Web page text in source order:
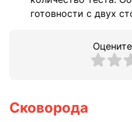
готовности с двух
Сковорода